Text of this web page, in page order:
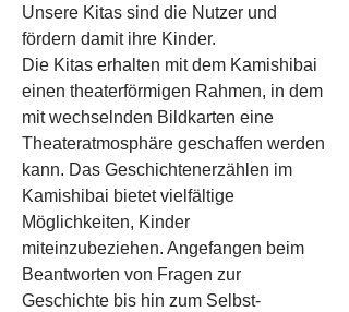
Unsere Kitas sind die Nutzer und
fördern damit ihre Kinder.
Die Kitas erhalten mit dem Kamishibai
einen theaterförmigen Rahmen, in dem
mit wechselnden Bildkarten eine
Theateratmosphäre geschaffen werden
kann. Das Geschichtenerzählen im
Kamishibai bietet vielfältige
Möglichkeiten, Kinder
miteinzubeziehen. Angefangen beim
Beantworten von Fragen zur
Geschichte bis hin zum Selbst-